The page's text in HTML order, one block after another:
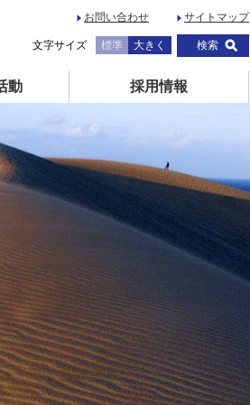
お問い合わせ サイトマップ
検索
文字サイズ 標準 大きく
動 採用情報